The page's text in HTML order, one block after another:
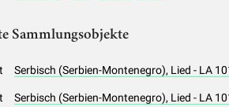
Sammlungsobjekte
Serbisch (Serbien-Montenegro), Lied - LA
Serbisch (Serbien-Montenegro), Lied - LA